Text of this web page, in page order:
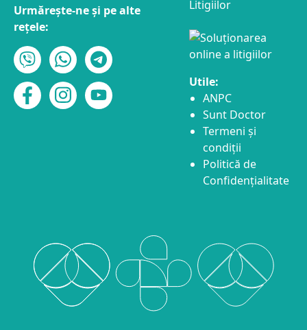
Urmărește-ne și pe alte
rețele:
Utile:
ANPC
Sunt Doctor
Termeni și
condiții
Politică de
Confidențialitate